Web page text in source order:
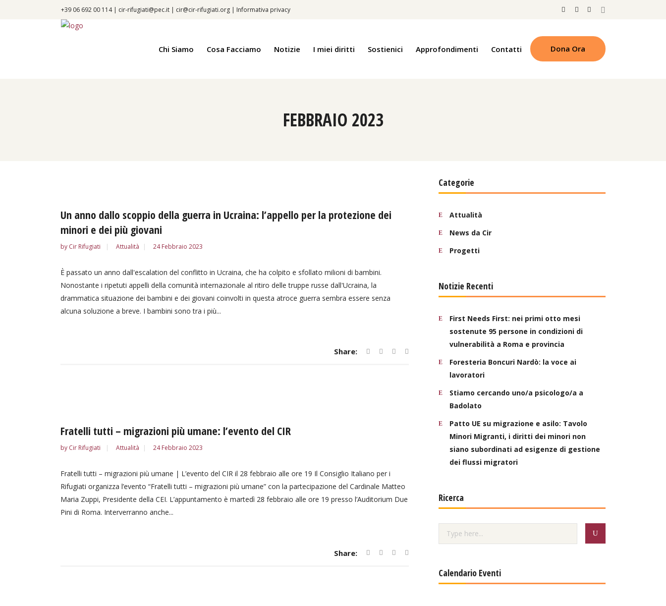
+39 06 692 00 114 | cir-rifugiati@pec.it | cir@cir-rifugiati.org | Informativa privacy
Chi Siamo Cosa Facciamo Notizie I miei diritti Sostienici Approfondimenti Contatti Dona Ora
FEBBRAIO 2023
Un anno dallo scoppio della guerra in Ucraina: l’appello per la protezione dei
minori e dei più giovani
by Cir Rifugiati Attualità 24 Febbraio 2023
È passato un anno dall'escalation del conflitto in Ucraina, che ha colpito e sfollato milioni di bambini.
Nonostante i ripetuti appelli della comunità internazionale al ritiro delle truppe russe dall'Ucraina, la
drammatica situazione dei bambini e dei giovani coinvolti in questa atroce guerra sembra essere senza
alcuna soluzione a breve. I bambini sono tra i più...
Share:
Fratelli tutti – migrazioni più umane: l’evento del CIR
by Cir Rifugiati Attualità 24 Febbraio 2023
Fratelli tutti – migrazioni più umane | L’evento del CIR il 28 febbraio alle ore 19 Il Consiglio Italiano per i
Rifugiati organizza l’evento “Fratelli tutti – migrazioni più umane” con la partecipazione del Cardinale Matteo
Maria Zuppi, Presidente della CEI. L’appuntamento è martedì 28 febbraio alle ore 19 presso l’Auditorium Due
Pini di Roma. Interverranno anche...
Share:
Categorie
Attualità
News da Cir
Progetti
Notizie Recenti
First Needs First: nei primi otto mesi
sostenute 95 persone in condizioni di
vulnerabilità a Roma e provincia
Foresteria Boncuri Nardò: la voce ai
lavoratori
Stiamo cercando uno/a psicologo/a a
Badolato
Patto UE su migrazione e asilo: Tavolo
Minori Migranti, i diritti dei minori non
siano subordinati ad esigenze di gestione
dei flussi migratori
Ricerca
Calendario Eventi